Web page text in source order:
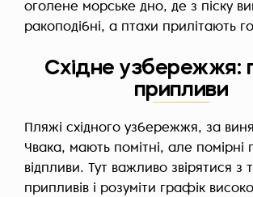
оголене морське дно, де з піску
ракоподібні, а птахи прилітають
Східне узбережжя:
припливи
Пляжі східного узбережжя, за
Чвака, мають помітні, але помірні
відпливи. Тут важливо звірятися з
припливів і розуміти графік